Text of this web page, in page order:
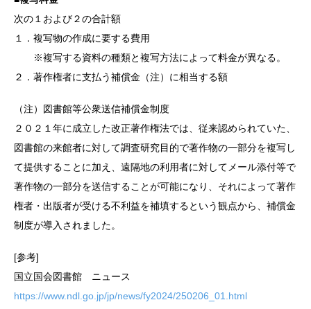
次の１および２の合計額
１．複写物の作成に要する費用
※複写する資料の種類と複写方法によって料金が異なる。
２．著作権者に支払う補償金（注）に相当する額
（注）図書館等公衆送信補償金制度
２０２１年に成立した改正著作権法では、従来認められていた、
図書館の来館者に対して調査研究目的で著作物の一部分を複写し
て提供することに加え、遠隔地の利用者に対してメール添付等で
著作物の一部分を送信することが可能になり、それによって著作
権者・出版者が受ける不利益を補填するという観点から、補償金
制度が導入されました。
[参考]
国立国会図書館 ニュース
https://www.ndl.go.jp/jp/news/fy2024/250206_01.html